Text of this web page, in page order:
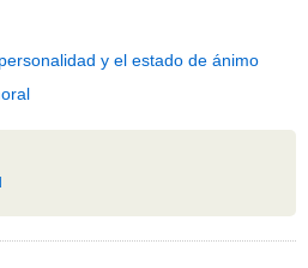
y el estado de ánimo